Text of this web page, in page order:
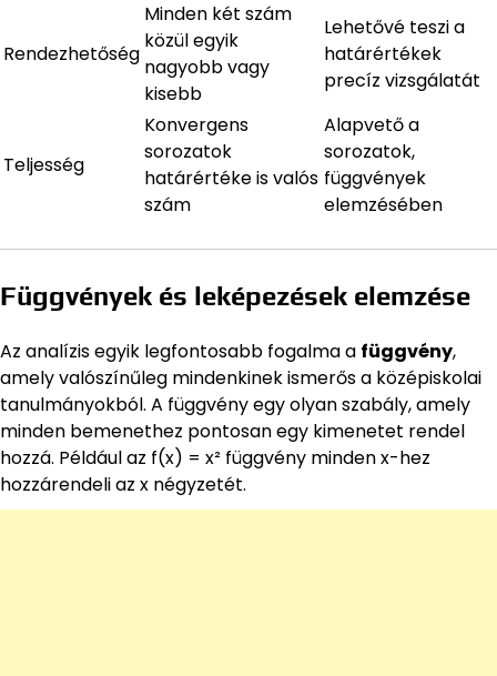
Rendezhetőség
Minden két szám
közül egyik
nagyobb vagy
kisebb
Lehetővé teszi a
határértékek
precíz vizsgálatát
Teljesség
Konvergens
sorozatok
határértéke is valós
szám
Alapvető a
sorozatok,
függvények
elemzésében
Függvények és leképezések elemzése
Az analízis egyik legfontosabb fogalma a függvény,
amely valószínűleg mindenkinek ismerős a középiskolai
tanulmányokból. A függvény egy olyan szabály, amely
minden bemenethez pontosan egy kimenetet rendel
hozzá. Például az f(x) = x² függvény minden x-hez
hozzárendeli az x négyzetét.